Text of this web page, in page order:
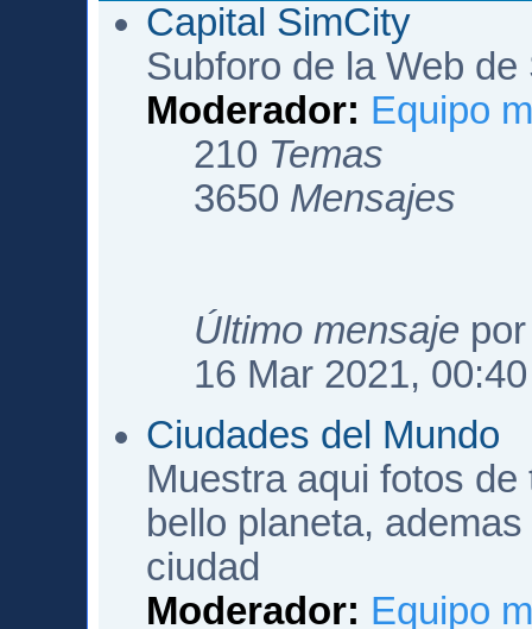
Capital SimCity
Subforo de la Web
Moderador: Equipo
210 Temas
3650 Mensajes
Último mensaje
16 Mar 2021, 00:40
Ciudades del Mundo
Muestra aqui fotos
bello planeta,
ciudad
Moderador: Equipo